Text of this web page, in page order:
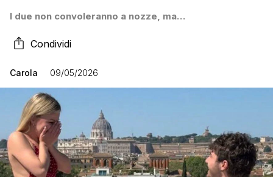
I due non convoleranno a nozze, ma…
Condividi
Carola 09/05/2026